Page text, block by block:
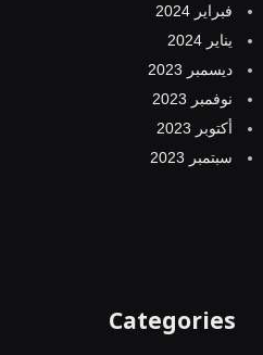
فبراير 2024
يناير 2024
ديسمبر 2023
نوفمبر 2023
أكتوبر 2023
سبتمبر 2023
Categories